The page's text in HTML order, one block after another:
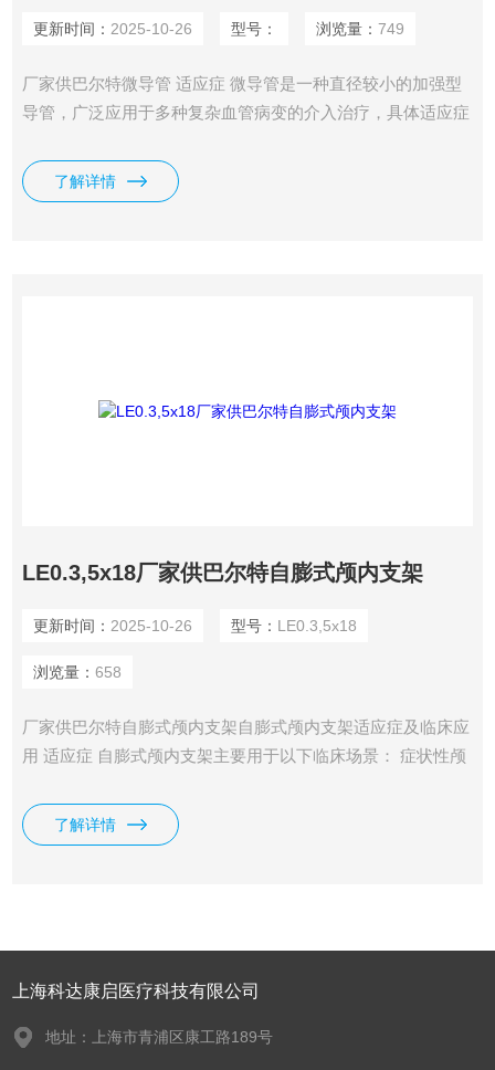
更新时间： 2025-10-26 型号： 浏览量： 749
厂家供巴尔特微导管 适应症 微导管是一种直径较小的加强型
导管，广泛应用于多种复杂血管病变的介入治疗，具体适应症
病变、严重钙化病变及严重扭曲病变。 用于冠状动脉造影和
支架植入手术。 外周血管疾病： 外周动脉狭窄或闭塞性病
了解详情
LE0.3,5x18厂家供巴尔特自膨式颅内支架
更新时间： 2025-10-26 型号： LE0.3,5x18
浏览量： 658
厂家供巴尔特自膨式颅内支架自膨式颅内支架适应症及临床应
用 适应症 自膨式颅内支架主要用于以下临床场景： 症状性颅
（TIA）或缺血性卒中，且主要颅内动脉存在70%-99%的动脉
粥样硬化性狭窄的患者。 适用于治疗颅内动脉狭窄，特别是
了解详情
上海科达康启医疗科技有限公司
地址：上海市青浦区康工路189号